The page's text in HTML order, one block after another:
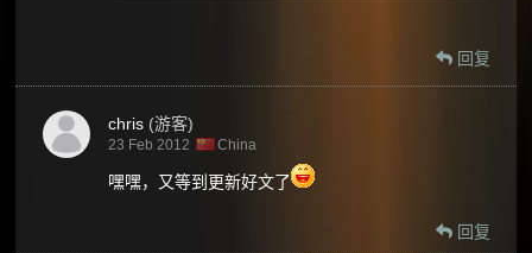
回复
chris (游客)
23 Feb 2012 China
嘿嘿，又等到更新好文了
回复